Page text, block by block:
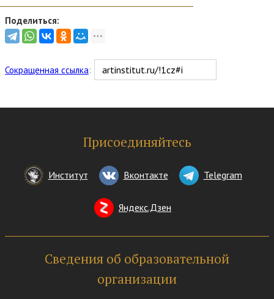
Поделиться:
Сокращенная ссылка:
Присоединяйтесь
Институт Вконтакте Telegram
Яндекс.Дзен
Сведения об образовательной
организации